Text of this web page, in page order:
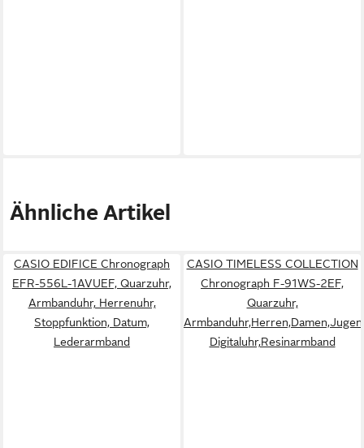
Ähnliche Artikel
CASIO EDIFICE Chronograph
EFR-556L-1AVUEF, Quarzuhr,
Armbanduhr, Herrenuhr,
Stoppfunktion, Datum,
Lederarmband
CASIO TIMELESS COLLECTION
Chronograph F-91WS-2EF,
Quarzuhr,
Digitaluhr,Resinarmband